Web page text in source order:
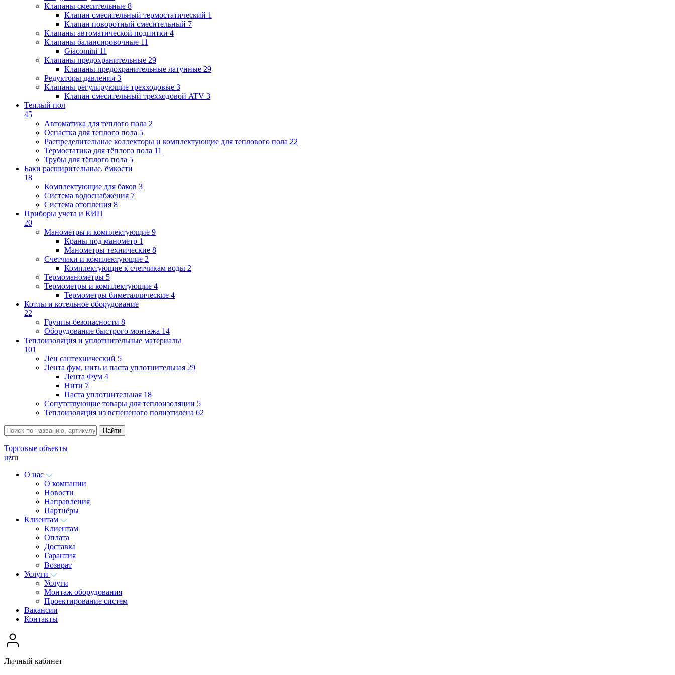
Клапаны cмесительные 8
Клапан cмесительный термостатический 1
Клапан поворотный cмесительный 7
Клапаны автоматической подпитки 4
Клапаны балансировочные 11
Giacomini 11
Клапаны предохранительные 29
Клапаны предохранительные латунные 29
Редукторы давления 3
Клапаны регулирующие трехходовые 3
Клапан смесительный трехходовой ATV 3
Теплый пол
45
Автоматика для теплого пола 2
Оснастка для теплого пола 5
Распределительные коллекторы и комплектующие для теплового пола 22
Термостатика для тёплого пола 11
Трубы для тёплого пола 5
Баки расширительные, ёмкости
18
Комплектующие для баков 3
Система водоснабжения 7
Система отопления 8
Приборы учета и КИП
20
Манометры и комплектующие 9
Краны под манометр 1
Манометры технические 8
Счетчики и комплектующие 2
Комплектующие к счетчикам воды 2
Термоманометры 5
Термометры и комплектующие 4
Термометры биметаллические 4
Котлы и котельное оборудование
22
Группы безопасности 8
Оборудование быстрого монтажа 14
Теплоизоляция и уплотнительные материалы
101
Лен сантехнический 5
Лента фум, нить и паста уплотнительная 29
Лента Фум 4
Нити 7
Паста уплотнительная 18
Сопутствующие товары для теплоизоляции 5
Теплоизоляция из вспененого полиэтилена 62
Торговые объекты
uzru
О нас
О компании
Новости
Направления
Партнёры
Клиентам
Клиентам
Оплата
Доставка
Гарантия
Возврат
Услуги
Услуги
Монтаж оборудования
Проектирование систем
Вакансии
Контакты
Личный кабинет